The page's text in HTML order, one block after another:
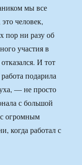
мы все
человек,
пор ни разу об
участия в
И тот
подарила
— не просто
с большой
огромным
когда работал с